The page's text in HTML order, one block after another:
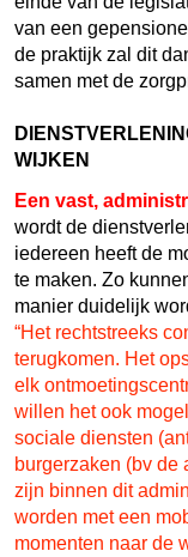
van een
de praktijk zal dit
samen met de
WIJKEN
Een vast,
wordt de
iedereen heeft de
te maken. Zo
manier duidelijk
“Het rechtstreeks
terugkomen. Het
elk
willen het ook
sociale diensten
burgerzaken (bv de
zijn binnen dit
worden met een
momenten naar de